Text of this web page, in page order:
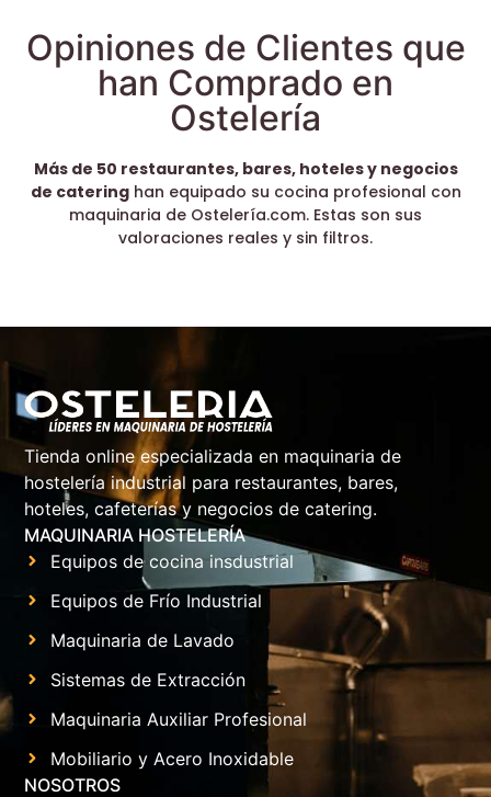
Opiniones de Clientes que
han Comprado en
Ostelería
Más de 50 restaurantes, bares, hoteles y negocios
de cateringhan equipado su cocina profesional con
maquinaria de Ostelería.com. Estas son sus
valoraciones reales y sin filtros.
Tienda online especializada en maquinaria de
hostelería industrial para restaurantes, bares,
hoteles, cafeterías y negocios de catering.
MAQUINARIA HOSTELERÍA
Equipos de cocina insdustrial
Equipos de Frío Industrial
Maquinaria de Lavado
Sistemas de Extracción
Maquinaria Auxiliar Profesional
Mobiliario y Acero Inoxidable
NOSOTROS